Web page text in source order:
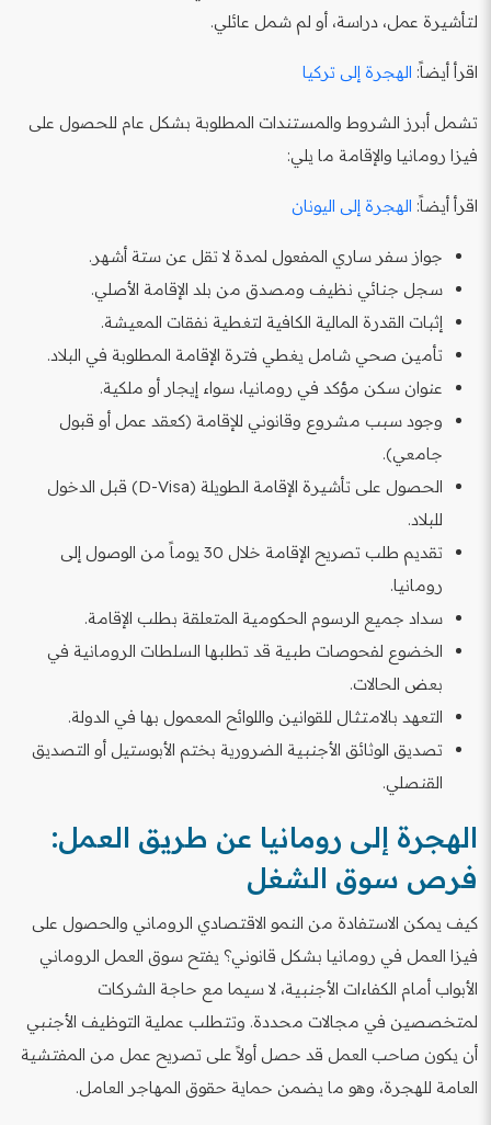
لتأشيرة عمل، دراسة، أو لم شمل عائلي.
اقرأ أيضاً: الهجرة إلى تركيا
تشمل أبرز الشروط والمستندات المطلوبة بشكل عام للحصول على
فيزا رومانيا والإقامة ما يلي:
اقرأ أيضاً: الهجرة إلى اليونان
جواز سفر ساري المفعول لمدة لا تقل عن ستة أشهر.
سجل جنائي نظيف ومصدق من بلد الإقامة الأصلي.
إثبات القدرة المالية الكافية لتغطية نفقات المعيشة.
تأمين صحي شامل يغطي فترة الإقامة المطلوبة في البلاد.
عنوان سكن مؤكد في رومانيا، سواء إيجار أو ملكية.
وجود سبب مشروع وقانوني للإقامة (كعقد عمل أو قبول
جامعي).
الحصول على تأشيرة الإقامة الطويلة (D-Visa) قبل الدخول
للبلاد.
تقديم طلب تصريح الإقامة خلال 30 يوماً من الوصول إلى
رومانيا.
سداد جميع الرسوم الحكومية المتعلقة بطلب الإقامة.
الخضوع لفحوصات طبية قد تطلبها السلطات الرومانية في
بعض الحالات.
التعهد بالامتثال للقوانين واللوائح المعمول بها في الدولة.
تصديق الوثائق الأجنبية الضرورية بختم الأبوستيل أو التصديق
القنصلي.
الهجرة إلى رومانيا عن طريق العمل:
فرص سوق الشغل
كيف يمكن الاستفادة من النمو الاقتصادي الروماني والحصول على
فيزا العمل في رومانيا بشكل قانوني؟ يفتح سوق العمل الروماني
الأبواب أمام الكفاءات الأجنبية، لا سيما مع حاجة الشركات
لمتخصصين في مجالات محددة. وتتطلب عملية التوظيف الأجنبي
أن يكون صاحب العمل قد حصل أولاً على تصريح عمل من المفتشية
العامة للهجرة، وهو ما يضمن حماية حقوق المهاجر العامل.